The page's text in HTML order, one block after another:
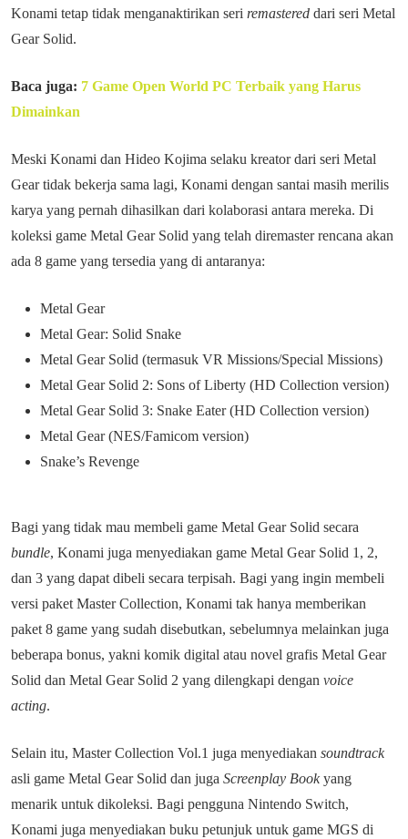
Konami tetap tidak menganaktirikan seri remastered dari seri Metal
Gear Solid.
Baca juga: 7 Game Open World PC Terbaik yang Harus
Dimainkan
Meski Konami dan Hideo Kojima selaku kreator dari seri Metal
Gear tidak bekerja sama lagi, Konami dengan santai masih merilis
karya yang pernah dihasilkan dari kolaborasi antara mereka. Di
koleksi game Metal Gear Solid yang telah diremaster rencana akan
ada 8 game yang tersedia yang di antaranya:
Metal Gear
Metal Gear: Solid Snake
Metal Gear Solid (termasuk VR Missions/Special Missions)
Metal Gear Solid 2: Sons of Liberty (HD Collection version)
Metal Gear Solid 3: Snake Eater (HD Collection version)
Metal Gear (NES/Famicom version)
Snake’s Revenge
Bagi yang tidak mau membeli game Metal Gear Solid secara
bundle, Konami juga menyediakan game Metal Gear Solid 1, 2,
dan 3 yang dapat dibeli secara terpisah. Bagi yang ingin membeli
versi paket Master Collection, Konami tak hanya memberikan
paket 8 game yang sudah disebutkan, sebelumnya melainkan juga
beberapa bonus, yakni komik digital atau novel grafis Metal Gear
Solid dan Metal Gear Solid 2 yang dilengkapi dengan voice
acting.
Selain itu, Master Collection Vol.1 juga menyediakan soundtrack
asli game Metal Gear Solid dan juga Screenplay Bookyang
menarik untuk dikoleksi. Bagi pengguna Nintendo Switch,
Konami juga menyediakan buku petunjuk untuk game MGS di